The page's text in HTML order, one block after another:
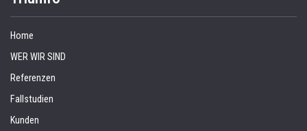
Home
WER WIR SIND
Referenzen
Fallstudien
Kunden